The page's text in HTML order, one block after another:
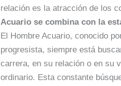
relación es la atracción de los
Acuario se combina con la
El Hombre Acuario, conocido
progresista, siempre está
carrera, en su relación o en su
ordinario. Esta constante